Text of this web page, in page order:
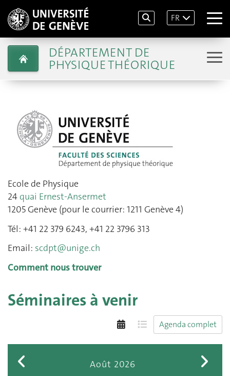
FR
DÉPARTEMENT DE
PHYSIQUE THÉORIQUE
Ecole de Physique
24 quai Ernest-Ansermet
1205 Genève (pour le courrier: 1211 Genève 4)
Tél: +41 22 379 6243, +41 22 3796 313
Email: scdpt@unige.ch
Comment nous trouver
Séminaires à venir
Agenda complet
Août 2026